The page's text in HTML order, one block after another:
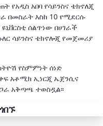
የአዲስ አበባ የሳይንስና ቴክኖለጂ
በመስራት እስከ 10 የሚደርሱ
ሰልጥነው በሀገራች
ሳይንስና ቴክኖሎጂ የመጀመሪያ
የስምምነት ሰነድ
አቶሚክ ኢነርጂ ኤጀንሲና
አቅጣጫ ተወስዷል፡፡